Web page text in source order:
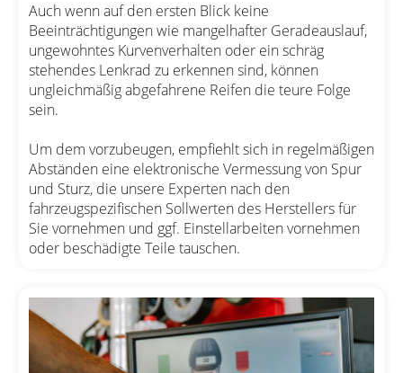
Auch wenn auf den ersten Blick keine
Beeinträchtigungen wie mangelhafter Geradeauslauf,
ungewohntes Kurvenverhalten oder ein schräg
stehendes Lenkrad zu erkennen sind, können
ungleichmäßig abgefahrene Reifen die teure Folge
sein.
Um dem vorzubeugen, empfiehlt sich in regelmäßigen
Abständen eine elektronische Vermessung von Spur
und Sturz, die unsere Experten nach den
fahrzeugspezifischen Sollwerten des Herstellers für
Sie vornehmen und ggf. Einstellarbeiten vornehmen
oder beschädigte Teile tauschen.